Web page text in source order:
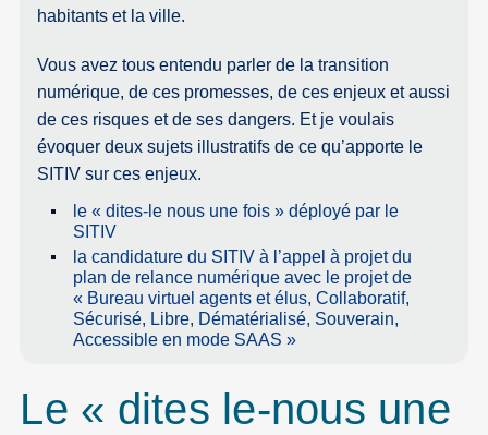
habitants et la ville.
Vous avez tous entendu parler de la transition
numérique, de ces promesses, de ces enjeux et aussi
de ces risques et de ses dangers. Et je voulais
évoquer deux sujets illustratifs de ce qu’apporte le
SITIV sur ces enjeux.
le « dites-le nous une fois » déployé par le
SITIV
la candidature du SITIV à l’appel à projet du
plan de relance numérique avec le projet de
« Bureau virtuel agents et élus, Collaboratif,
Sécurisé, Libre, Dématérialisé, Souverain,
Accessible en mode SAAS »
Le « dites le-nous une